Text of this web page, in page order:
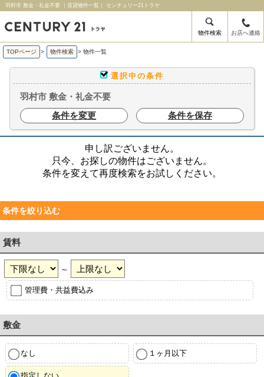
羽村市 敷金・礼金不要 ｜賃貸物件一覧｜ センチュリー21トラヤ
物件検索 お店へ連絡
TOPページ > 物件検索 > 物件一覧
選択中の条件
羽村市 敷金・礼金不要
条件を変更
条件を保存
申し訳ございません。
只今、お探しの物件はございません。
条件を変えて再度検索をお試しください。
条件を絞り込む
賃料
～
管理費・共益費込み
敷金
なし １ヶ月以下